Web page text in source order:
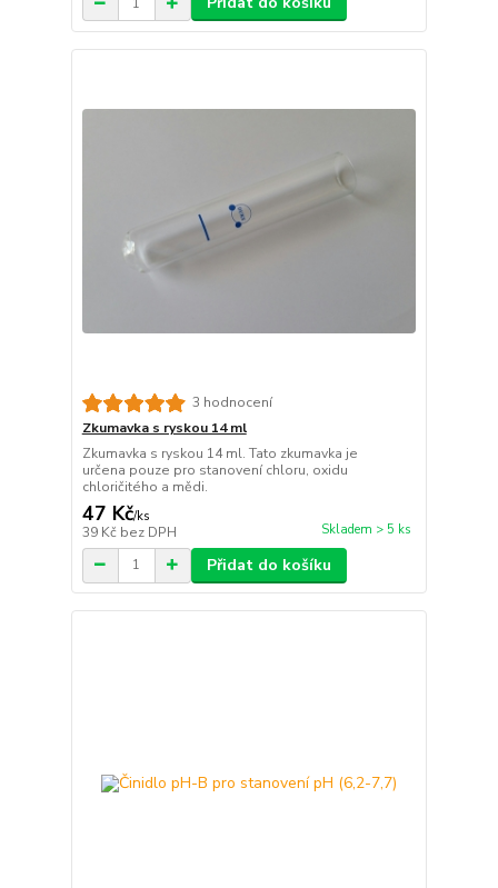
3 hodnocení
Zkumavka s ryskou 14 ml
Zkumavka s ryskou 14 ml. Tato zkumavka je
určena pouze pro stanovení chloru, oxidu
chloričitého a mědi.
47 Kč/ks
39 Kč bez DPH Skladem > 5 ks
Přidat do košíku